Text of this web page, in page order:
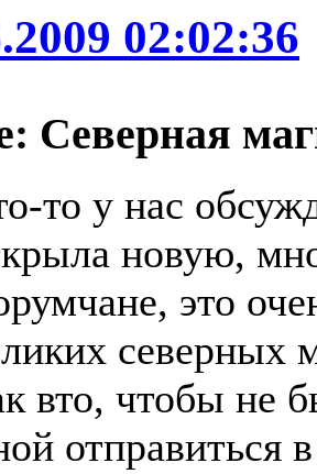
02:02:36
Северная
то у нас
новую,
это
северных
вто, чтобы не
отправиться